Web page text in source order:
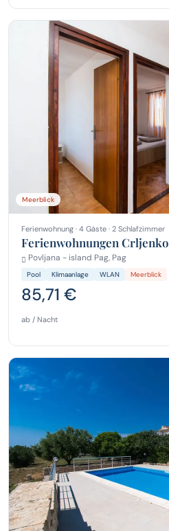
Meerblick
Ferienwohnung · 4 Gäste · 2 Schlafzimmer
Ferienwohnungen Crljenko
Povljana - island Pag, Pag
Pool Klimaanlage WLAN Meerblick
85,71 €
ab / Nacht